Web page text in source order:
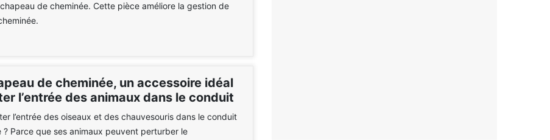
de cheminée. Cette pièce améliore la gestion de
de cheminée, un accessoire idéal
l’entrée des animaux dans le conduit
l’entrée des oiseaux et des chauvesouris dans le conduit
? Parce que ses animaux peuvent perturber le